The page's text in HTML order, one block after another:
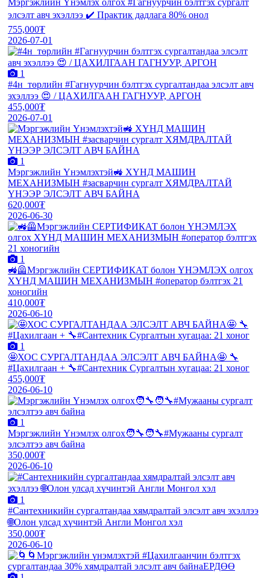
элсэлт авч эхэллээ ✔️ Практик дадлага 80% онол
755,000₮
2026-07-01
1
#4н_төрлийн #Гагнуурчин бэлтгэх сургалтандаа элсэлт авч
эхэллээ 😍 / ЦАХИЛГААН ГАГНУУР, АРГОН
455,000₮
2026-07-01
1
Мэргэжлийн Үнэмлэхтэй🚜 ХҮНД МАШИН
МЕХАНИЗМЫН #засварчин сургалт ХЯМДРАЛТАЙ
ҮНЭЭР ЭЛСЭЛТ АВЧ БАЙНА
620,000₮
2026-06-30
1
🚜🦺Мэргэжлийн СЕРТИФИКАТ болон ҮНЭМЛЭХ олгох
ХҮНД МАШИН МЕХАНИЗМЫН #оператор бэлтгэх 21
хоногийн
410,000₮
2026-06-10
1
🤩ХОС СУРГАЛТАНДАА ЭЛСЭЛТ АВЧ БАЙНА🤩 🔧
#Цахилгаан + 🔧#Сантехник Сургалтын хугацаа: 21 хоног
455,000₮
2026-06-10
1
Мэргэжлийн Үнэмлэх олгох🧑‍🔧🧑‍🔧#Мужааны сургалт
элсэлтээ авч байна
350,000₮
2026-06-10
1
#Сантехникийн сургалтандаа хямдралтай элсэлт авч эхэллээ
🌐Олон улсад хүчинтэй Англи Монгол хэл
350,000₮
2026-06-10